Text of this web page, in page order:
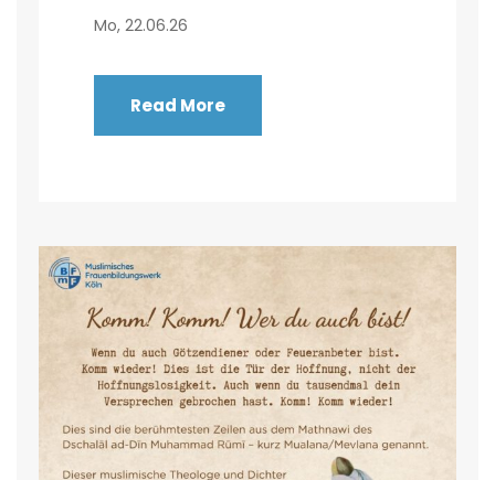
Mo, 22.06.26
Read More